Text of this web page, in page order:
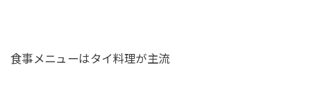
食事メニューはタイ料理が主流